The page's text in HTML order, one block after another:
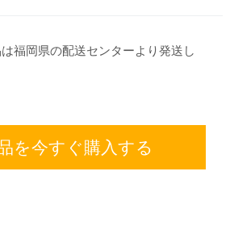
は福岡県の配送センターより発送し
を今すぐ購入する